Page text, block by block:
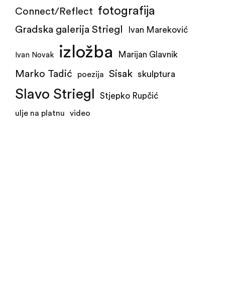
Connect/Reflect fotografija
Gradska galerija Striegl Ivan Mareković
Ivan Novak izložba Marijan Glavnik
Marko Tadić poezija Sisak skulptura
Slavo Striegl Stjepko Rupčić
ulje na platnu video